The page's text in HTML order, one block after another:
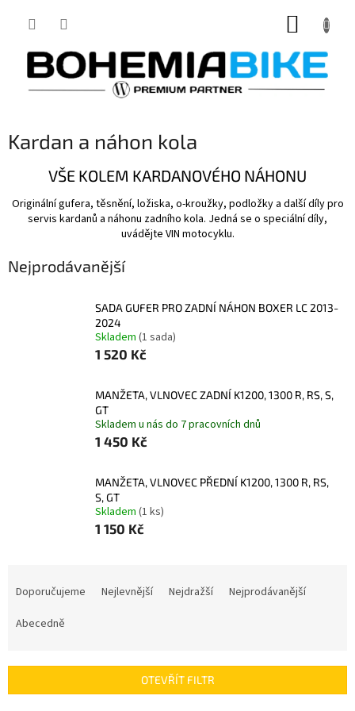
Kardan a náhon kola
VŠE KOLEM KARDANOVÉHO NÁHONU
Originální gufera, těsnění, ložiska, o-kroužky, podložky a další díly pro
servis kardanů a náhonu zadního kola. Jedná se o speciální díly,
uvádějte VIN motocyklu.
Nejprodávanější
SADA GUFER PRO ZADNÍ NÁHON BOXER LC 2013-
2024
Skladem (1 sada)
1 520 Kč
MANŽETA, VLNOVEC ZADNÍ K1200, 1300 R, RS, S,
GT
Skladem u nás do 7 pracovních dnů
1 450 Kč
MANŽETA, VLNOVEC PŘEDNÍ K1200, 1300 R, RS,
S, GT
Skladem (1 ks)
1 150 Kč
r
Doporučujeme Nejlevnější Nejdražší
Nejprodávanější
Abecedně
OTEVŘÍT FILTR